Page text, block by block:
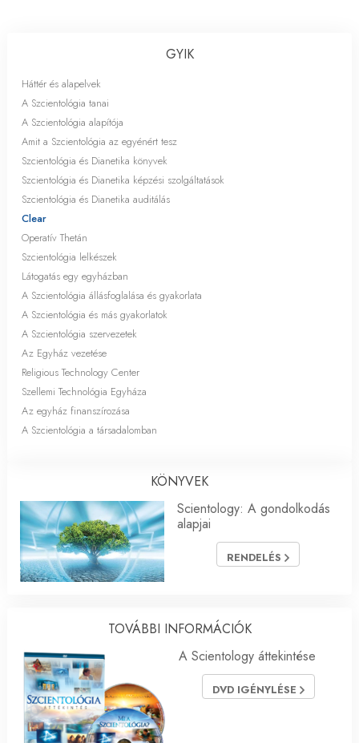
GYIK
Háttér és alapelvek
A Szcientológia tanai
A Szcientológia alapítója
Amit a Szcientológia az egyénért tesz
Szcientológia és Dianetika könyvek
Szcientológia és Dianetika képzési szolgáltatások
Szcientológia és Dianetika auditálás
Clear
Operatív Thetán
Szcientológia lelkészek
Látogatás egy egyházban
A Szcientológia állásfoglalása és gyakorlata
A Szcientológia és más gyakorlatok
A Szcientológia szervezetek
Az Egyház vezetése
Religious Technology Center
Szellemi Technológia Egyháza
Az egyház finanszírozása
A Szcientológia a társadalomban
KÖNYVEK
Scientology: A gondolkodás
alapjai
RENDELÉS
TOVÁBBI INFORMÁCIÓK
A Scientology áttekintése
DVD IGÉNYLÉSE